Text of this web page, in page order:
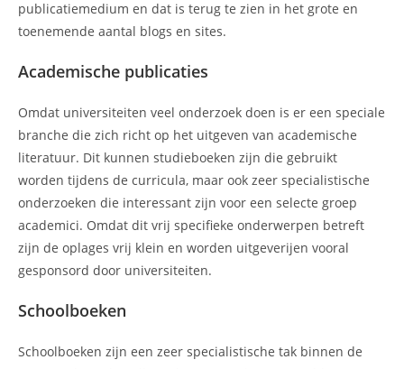
publicatiemedium en dat is terug te zien in het grote en
toenemende aantal blogs en sites.
Academische publicaties
Omdat universiteiten veel onderzoek doen is er een speciale
branche die zich richt op het uitgeven van academische
literatuur. Dit kunnen studieboeken zijn die gebruikt
worden tijdens de curricula, maar ook zeer specialistische
onderzoeken die interessant zijn voor een selecte groep
academici. Omdat dit vrij specifieke onderwerpen betreft
zijn de oplages vrij klein en worden uitgeverijen vooral
gesponsord door universiteiten.
Schoolboeken
Schoolboeken zijn een zeer specialistische tak binnen de